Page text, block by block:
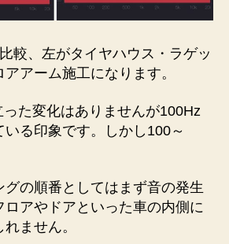
較、左がタイヤハウス・ラゲッ
アーム施工になります。
た変化はありませんが100Hz
いる印象です。しかし100～
の順番としてはまず音の発生
ロアやドアといった車の内側に
ません。